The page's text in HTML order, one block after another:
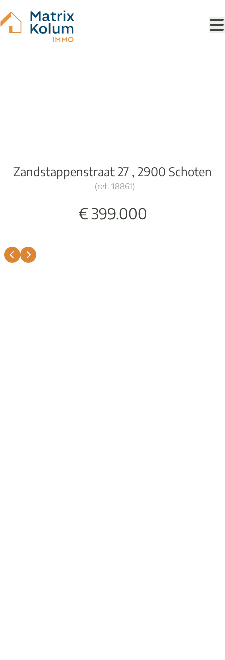
Zandstappenstraat 27 , 2900 Schoten
(ref. 18861)
€ 399.000